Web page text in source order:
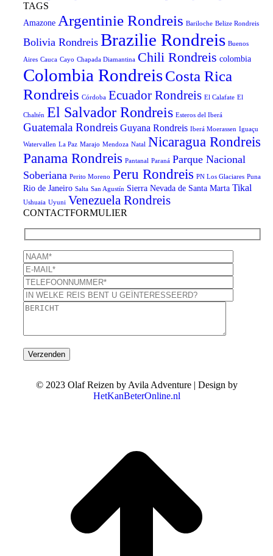
TAGS
Amazone Argentinie Rondreis Bariloche Belize Rondreis
Bolivia Rondreis Brazilie Rondreis Buenos
Aires Cauca Cayo Chapada Diamantina Chili Rondreis colombia
Colombia RondreisCosta Rica
Rondreis Córdoba Ecuador Rondreis El Calafate El
Chaltén El Salvador Rondreis Esteros del Iberá
Guatemala Rondreis Guyana Rondreis Iberá Moerassen Iguaçu
Watervallen La Paz Marajo Mendoza Natal Nicaragua Rondreis
Panama Rondreis Pantanal Paraná Parque Nacional
Soberiana Perito Moreno Peru Rondreis PN Los Glaciares Puna
Rio de Janeiro Salta San Agustín Sierra Nevada de Santa Marta Tikal
Ushuaia Uyuni Venezuela Rondreis
CONTACTFORMULIER
© 2023 Olaf Reizen by Avila Adventure | Design by
HetKanBeterOnline.nl